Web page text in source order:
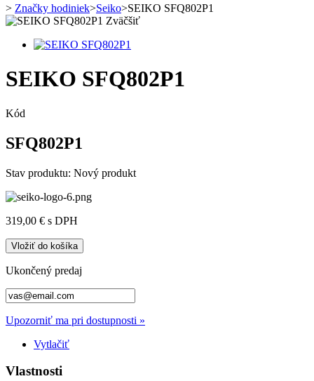
> Značky hodiniek>Seiko>SEIKO SFQ802P1
Zväčšiť
SEIKO SFQ802P1
Kód
SFQ802P1
Stav produktu: Nový produkt
319,00 € s DPH
Vložiť do košíka
Ukončený predaj
Upozorniť ma pri dostupnosti »
Vytlačiť
Vlastnosti